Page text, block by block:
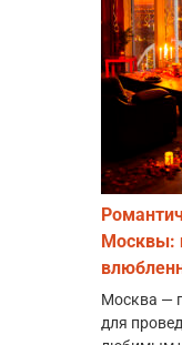
Москвы:
Москва —
для